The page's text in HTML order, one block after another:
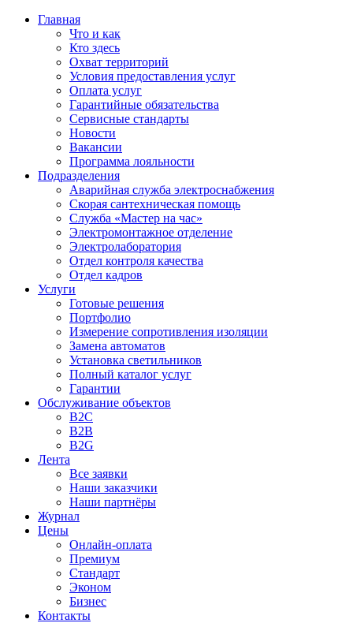
Главная
Что и как
Кто здесь
Охват территорий
Условия предоставления услуг
Оплата услуг
Гарантийные обязательства
Сервисные стандарты
Новости
Вакансии
Программа лояльности
Подразделения
Аварийная служба электроснабжения
Скорая сантехническая помощь
Служба «Мастер на час»
Электромонтажное отделение
Электролаборатория
Отдел контроля качества
Отдел кадров
Услуги
Готовые решения
Портфолио
Измерение сопротивления изоляции
Замена автоматов
Установка светильников
Полный каталог услуг
Гарантии
Обслуживание объектов
B2C
B2B
B2G
Лента
Все заявки
Наши заказчики
Наши партнёры
Журнал
Цены
Онлайн-оплата
Премиум
Стандарт
Эконом
Бизнес
Контакты